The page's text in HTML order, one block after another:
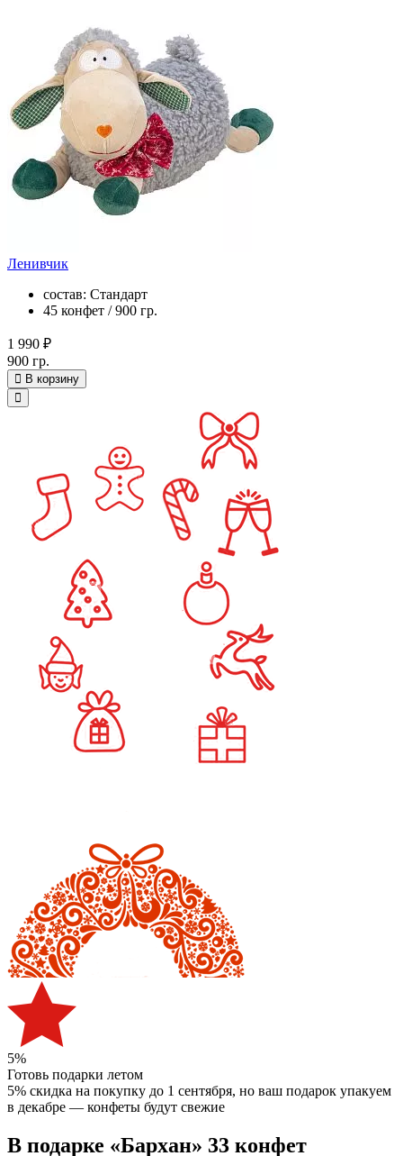
Ленивчик
состав: Стандарт
45 конфет / 900 гр.
1 990 ₽
900 гр.
В корзину
5%
Готовь подарки летом
5% скидка на покупку до 1 сентября, но ваш подарок упакуем
в декабре — конфеты будут свежие
В подарке «Бархан» 33 конфет